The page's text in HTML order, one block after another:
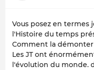
Vous posez en
l'Histoire du temps
Comment la
Les JT ont
l'évolution du monde.